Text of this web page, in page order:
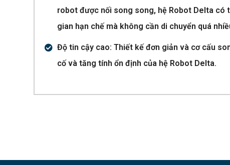
robot được nối song song, hệ Robot Delta có
gian hạn chế mà không cần di chuyển quá
Độ tin cậy cao: Thiết kế đơn giản và cơ cấu
cố và tăng tính ổn định của hệ Robot Delta.